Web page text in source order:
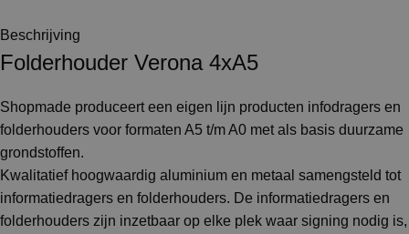
Beschrijving
Folderhouder Verona 4xA5
Shopmade produceert een eigen lijn producten infodragers en
folderhouders voor formaten A5 t/m A0 met als basis duurzame
grondstoffen.
Kwalitatief hoogwaardig aluminium en metaal samengsteld tot
informatiedragers en folderhouders. De informatiedragers en
folderhouders zijn inzetbaar op elke plek waar signing nodig is,